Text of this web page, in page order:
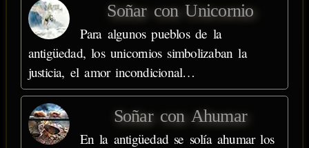
Soñar con Unicornio
Para algunos pueblos de la
antigüedad, los unicornios simbolizaban la
justicia, el amor incondicional…
Soñar con Ahumar
En la antigüedad se solía ahumar los